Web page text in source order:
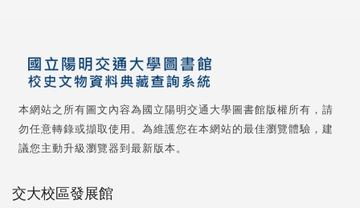
本網站之所有圖文內容為國立陽明交通大學圖書館版權所有，請
勿任意轉錄或擷取使用。為維護您在本網站的最佳瀏覽體驗，建
議您主動升級瀏覽器到最新版本。
交大校區發展館